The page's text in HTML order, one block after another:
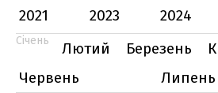
2021 2023 2024
Січень Лютий Березень
Червень
Липень